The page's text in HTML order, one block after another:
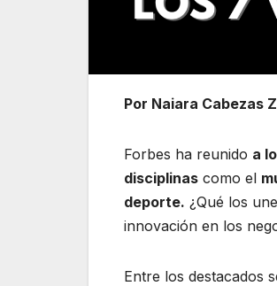
Por Naiara Cabezas
Forbes ha reunido a
disciplinas como el
deporte. ¿Qué los
innovación en los
Entre los destacados